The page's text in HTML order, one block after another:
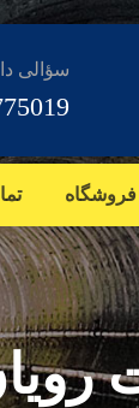
سؤالی
فروشگاه